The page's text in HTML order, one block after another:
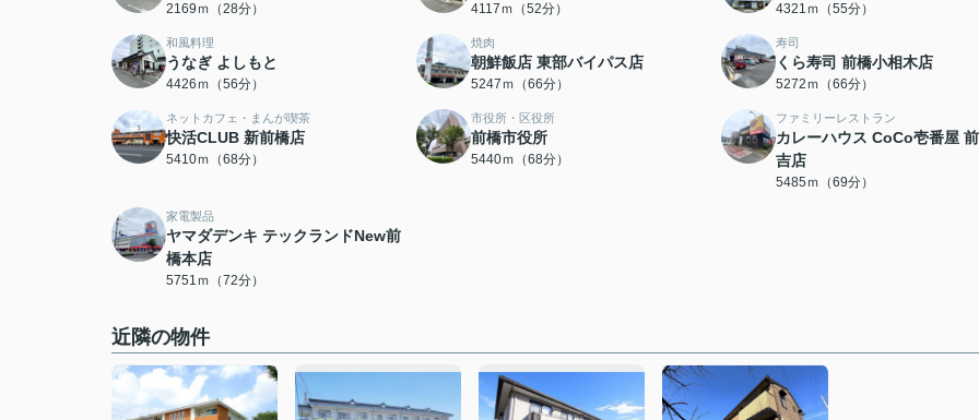
2169ｍ（28分） 4117ｍ（52分） 4321ｍ（55分）
和風料理
うなぎ よしもと
4426ｍ（56分）
焼肉
朝鮮飯店 東部バイパス店
5247ｍ（66分）
寿司
くら寿司 前橋小相木店
5272ｍ（66分）
ネットカフェ・まんが喫茶
快活CLUB 新前橋店
5410ｍ（68分）
市役所・区役所
前橋市役所
5440ｍ（68分）
ファミリーレストラン
カレーハウス CoCo壱番屋
吉店
5485ｍ（69分）
家電製品
ヤマダデンキ テックランドNew前
橋本店
5751ｍ（72分）
近隣の物件